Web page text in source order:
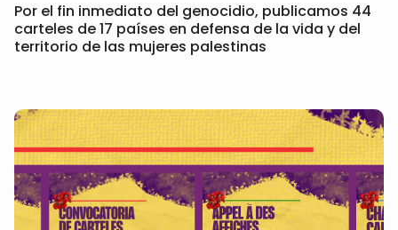
Por el fin inmediato del genocidio, publicamos 44
carteles de 17 países en defensa de la vida y del
territorio de las mujeres palestinas